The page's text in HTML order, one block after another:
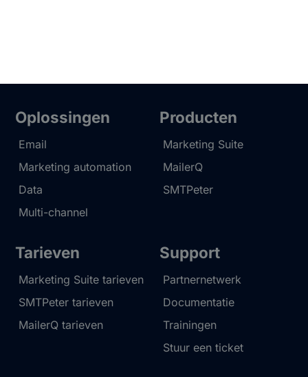
Oplossingen
Email
Marketing automation
Data
Multi-channel
Producten
Marketing Suite
MailerQ
SMTPeter
Tarieven
Marketing Suite tarieven
SMTPeter tarieven
MailerQ tarieven
Support
Partnernetwerk
Documentatie
Trainingen
Stuur een ticket